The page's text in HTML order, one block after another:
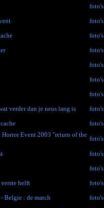
foto's
foto's
foto's
foto's
foto's
foto's
foto's
verder dan je neus lang is
foto's
foto's
Horror Event 2003 "return of the
foto's
foto's
foto's
helft
foto's
Belgie : de match
foto's